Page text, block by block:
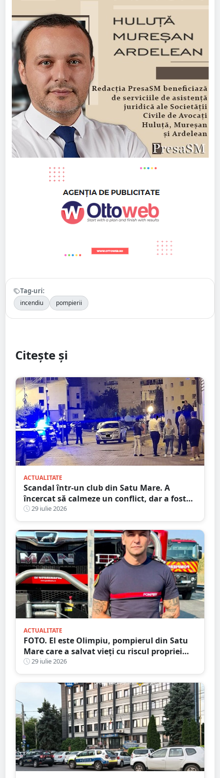
Tag-uri:
incendiu pompierii
Citește și
ACTUALITATE
Scandal într-un club din Satu Mare. A
încercat să calmeze un conflict, dar a fost
pus la pământ cu un singur pumn
29 iulie 2026
ACTUALITATE
FOTO. El este Olimpiu, pompierul din Satu
Mare care a salvat vieți cu riscul propriei
vieți29 iulie 2026